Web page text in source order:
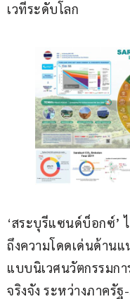
เวทีระดับโลก
‘สระบุรีแซนด์บ็อกซ์’
ถึงความโดดเด่นด้าน
แบบนิเวศนวัตกรรมก
จริงจัง ระหว่างภาครั